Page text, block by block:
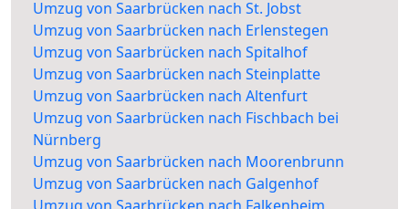
Umzug von Saarbrücken nach St. Jobst
Umzug von Saarbrücken nach Erlenstegen
Umzug von Saarbrücken nach Spitalhof
Umzug von Saarbrücken nach Steinplatte
Umzug von Saarbrücken nach Altenfurt
Umzug von Saarbrücken nach Fischbach bei
Nürnberg
Umzug von Saarbrücken nach Moorenbrunn
Umzug von Saarbrücken nach Galgenhof